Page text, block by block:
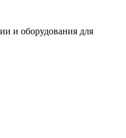
и оборудования для